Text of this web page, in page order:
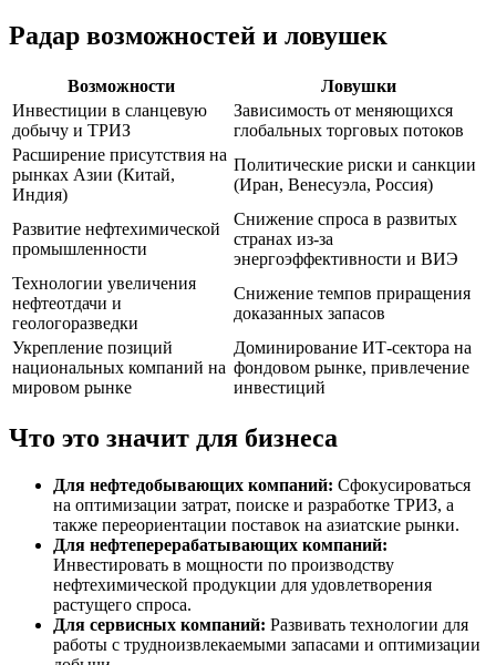
Радар возможностей и ловушек
Возможности
Ловушки
Инвестиции в сланцевую
добычу и ТРИЗ
Зависимость от меняющихся
глобальных торговых потоков
Расширение присутствия на
рынках Азии (Китай,
Индия)
Политические риски и санкции
(Иран, Венесуэла, Россия)
Развитие нефтехимической
промышленности
Снижение спроса в развитых
странах из-за
энергоэффективности и ВИЭ
Технологии увеличения
нефтеотдачи и
геологоразведки
Снижение темпов приращения
доказанных запасов
Укрепление позиций
национальных компаний на
мировом рынке
Доминирование ИТ-сектора на
фондовом рынке, привлечение
инвестиций
Что это значит для бизнеса
Для нефтедобывающих компаний: Сфокусироваться
на оптимизации затрат, поиске и разработке ТРИЗ, а
также переориентации поставок на азиатские рынки.
Для нефтеперерабатывающих компаний:
Инвестировать в мощности по производству
нефтехимической продукции для удовлетворения
растущего спроса.
Для сервисных компаний: Развивать технологии для
работы с трудноизвлекаемыми запасами и оптимизации